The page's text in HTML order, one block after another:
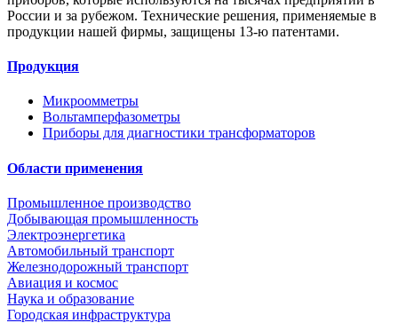
России и за рубежом. Технические решения, применяемые в
продукции нашей фирмы, защищены 13-ю патентами.
Продукция
Микроомметры
Вольтамперфазометры
Приборы для диагностики трансформаторов
Области применения
Промышленное производство
Добывающая промышленность
Электроэнергетика
Автомобильный транспорт
Железнодорожный транспорт
Авиация и космос
Наука и образование
Городская инфраструктура